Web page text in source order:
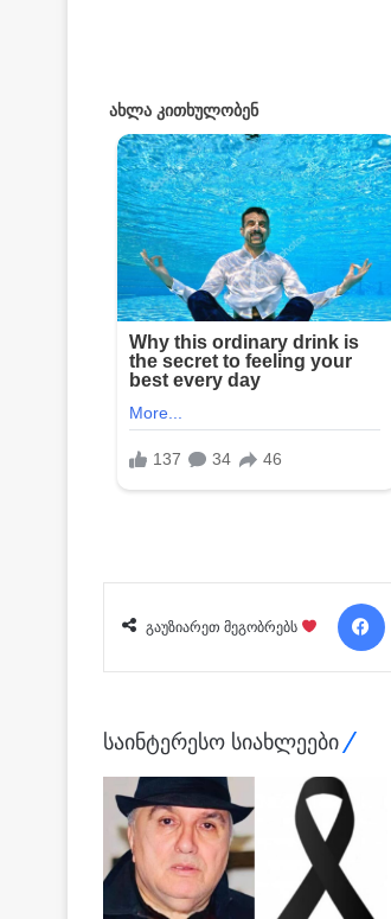
გაუზიარეთ მეგობრებს
საინტერესო სიახლეები